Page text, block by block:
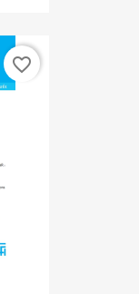
favorite_border